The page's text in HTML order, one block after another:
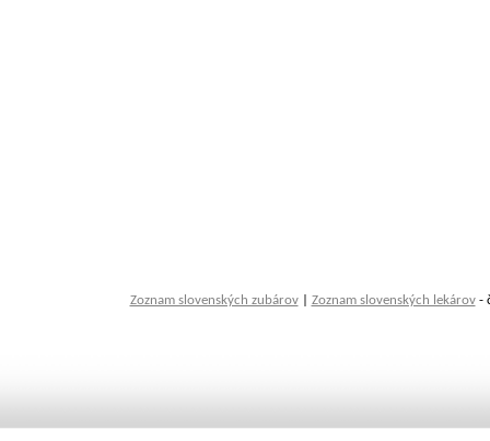
Zoznam slovenských zubárov| Zoznam slovenských lekárov-